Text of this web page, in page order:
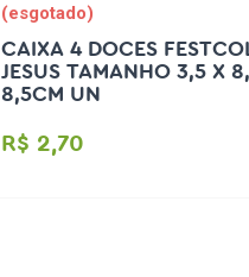
(esgotado)
CAIXA 4 DOCES
JESUS TAMANHO 3,5 X
8,5CM UN
R$ 2,70